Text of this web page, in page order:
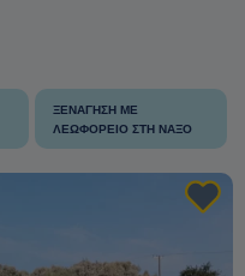
ΞΕΝΆΓΗΣΗ ΜΕ
ΛΕΩΦΟΡΕΊΟ ΣΤΗ ΝΆΞΟ